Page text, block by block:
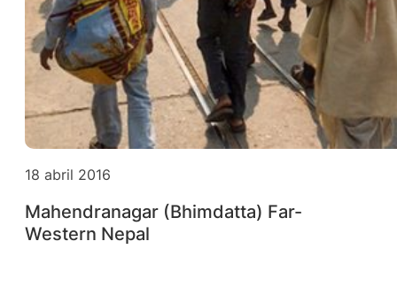
18 abril 2016
Mahendranagar (Bhimdatta) Far-
Western Nepal